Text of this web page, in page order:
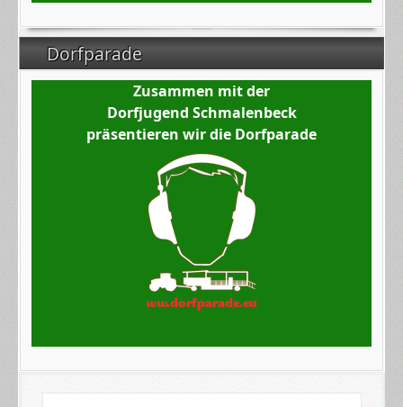
Dorfparade
Zusammen mit der
Dorfjugend Schmalenbeck
präsentieren wir die Dorfparade